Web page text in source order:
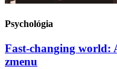
Psychológia
Fast-changing world:
zmenu